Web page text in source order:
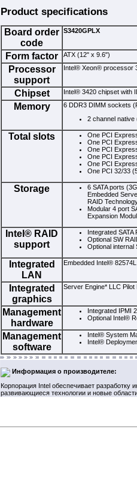
Product specifications
Board order
code
S3420GPLX
Form factor ATX (12" x 9.6")
Processor
support
Intel® Xeon® processor
Chipset Intel® 3420 chipset with
Memory
6 DDR3 DIMM sockets
2 channel native
Total slots
One PCI
One PCI
One PCI
One PCI
One PCI
One PCI 32/33
Storage
6 SATA ports
Embedded
RAID
Modular 4 port
Expansion
Intel® RAID
support
Integrated
Optional SW
Optional internal
Integrated
LAN
Embedded Intel®
Integrated
graphics
Server Engine* LLC
Management
hardware
Integrated IPMI
Optional Intel®
Management
software
Intel® System
Intel®
Информация о производителе:
Корпорация Intel обеспечивает разработку
развивающиеся технологии и новые